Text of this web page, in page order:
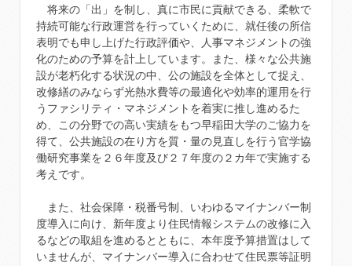
将来の「出」を制し、真に市民に貢献できる、柔軟で
持続可能な行政運営を行っていくために、就任後の所信
表明でも申し上げた行政評価や、人事マネジメントの強
化のための予算を計上しています。また、様々な公共施
設が老朽化する状況の中、公の施設を全体として捉え、
改修繕のみならず光熱水費等の最適化や効率的運用を行
うファシリティ・マネジメントを着実に推し進めるた
め、この分野での高い実績をもつ早稲田大学のご協力を
得て、公共施設の在り方を質・量の見直しを行う官学協
働研究事業を２６年度及び２７年度の２カ年で実施する
考えです。
また、社会保障・税番号制、いわゆるマイナンバー制
度導入に向け、新年度より住民情報システムの改修に入
るなどの取組を進めるとともに、本年度予算措置はして
いませんが、マイナンバー導入に合わせて住民票等証明